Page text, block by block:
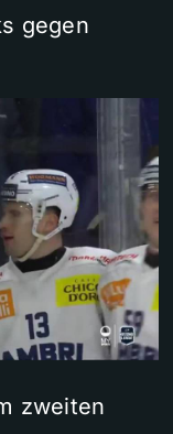
gegen
zweiten